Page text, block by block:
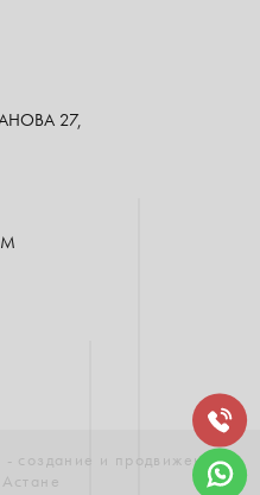
27,
- создание и продвижение